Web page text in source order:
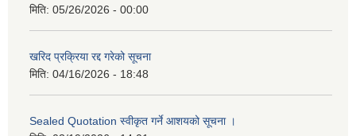
मिति: 05/26/2026 - 00:00
खरिद प्रक्रिया रद्द गरेको सूचना
मिति: 04/16/2026 - 18:48
Sealed Quotation स्वीकृत गर्ने आशयको सूचना ।